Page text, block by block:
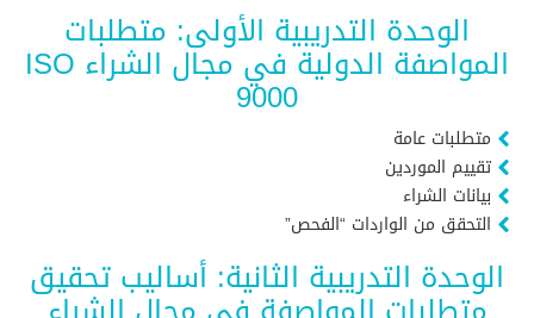
الوحدة التدريبية الأولى: متطلبات
المواصفة الدولية في مجال الشراء ISO
9000
متطلبات عامة
تقييم الموردين
بيانات الشراء
التحقق من الواردات “الفحص”
الوحدة التدريبية الثانية: أساليب تحقيق